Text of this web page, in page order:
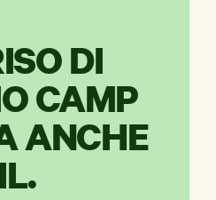
DI
CAMP
ANCHE